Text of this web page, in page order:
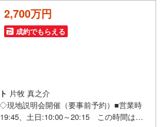
2,700万円
成約でもらえる
片牧 真之介
◇現地説明会開催（要事前予約）■営業時
、土日:10:00～20:15 この時間はお